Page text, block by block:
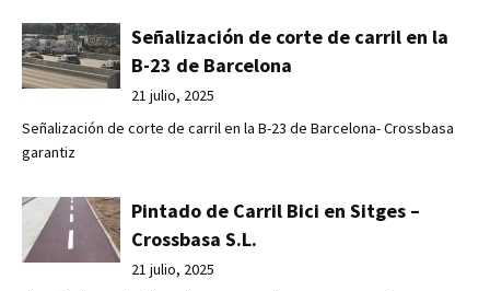
Señalización de corte de carril en la
B-23 de Barcelona
21 julio, 2025
Señalización de corte de carril en la B-23 de Barcelona- Crossbasa
garantiz
Pintado de Carril Bici en Sitges –
Crossbasa S.L.
21 julio, 2025